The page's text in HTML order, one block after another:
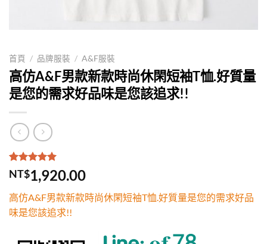
首頁 / 品牌服裝 / A&F服裝
高仿A&F男款新款時尚休閑短袖T恤.好質量
是您的需求好品味是您該追求!!
評分5.00/
5，已有
1
位
分
NT$1,920.00
高仿A&F男款新款時尚休閑短袖T恤.好質量是您的需求好品
味是您該追求!!